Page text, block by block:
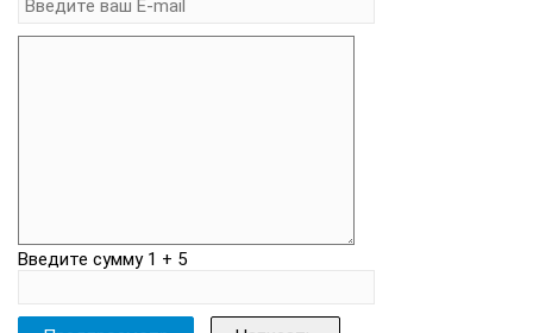
Введите сумму 1 + 5